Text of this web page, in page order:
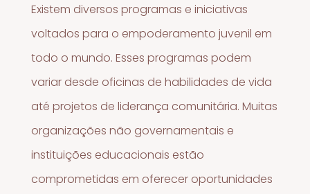
Existem diversos programas e iniciativas
voltados para o empoderamento juvenil em
todo o mundo. Esses programas podem
variar desde oficinas de habilidades de vida
até projetos de liderança comunitária. Muitas
organizações não governamentais e
instituições educacionais estão
comprometidas em oferecer oportunidades